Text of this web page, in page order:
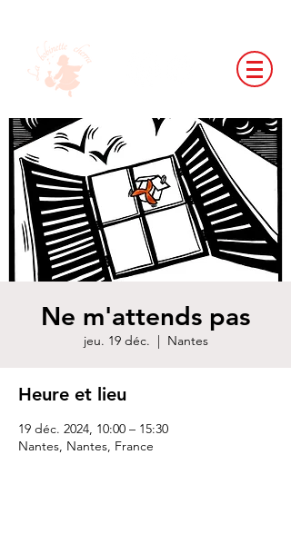
Ne m'attends pas
jeu. 19 déc.
  |
Nantes
Heure et lieu
19 déc. 2024, 10:00 – 15:30
Nantes, Nantes, France